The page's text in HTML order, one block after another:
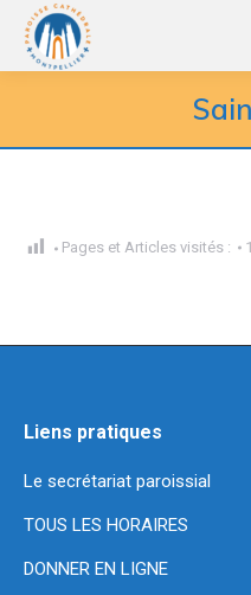
Pages et Articles visités :
Liens pratiques
Le secrétariat paroissial
TOUS LES HORAIRES
DONNER EN LIGNE